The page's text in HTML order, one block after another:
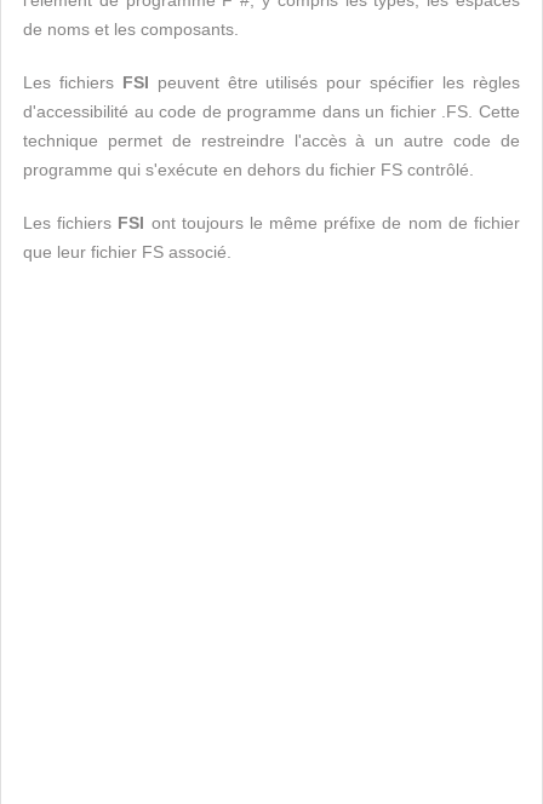
de noms et les composants.
Les fichiers FSI peuvent être utilisés pour spécifier les règles
d'accessibilité au code de programme dans un fichier .FS. Cette
technique permet de restreindre l'accès à un autre code de
programme qui s'exécute en dehors du fichier FS contrôlé.
Les fichiers FSI ont toujours le même préfixe de nom de fichier
que leur fichier FS associé.